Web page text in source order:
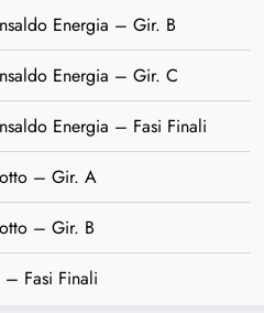
Energia – Gir. B
Energia – Gir. C
Energia – Fasi Finali
– Gir. A
– Gir. B
– Fasi Finali